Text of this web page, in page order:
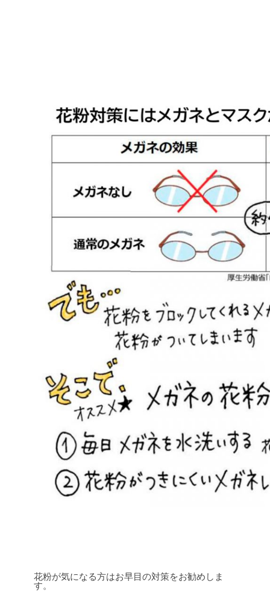
花粉が気になる方はお早目の対策をお勧めしま
す。